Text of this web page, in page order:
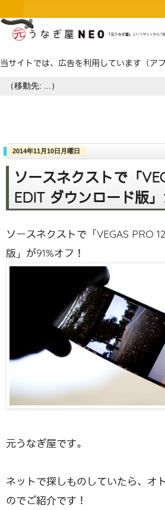
当サイトでは、広告を利用しています（ア
2014年11月10日月曜日
ソースネクストで「
EDIT ダウンロード版」
ソースネクストで「VEGAS PRO
版」が91%オフ！
元うなぎ屋です。
ネットで探しものしていたら、オ
のでご紹介です！